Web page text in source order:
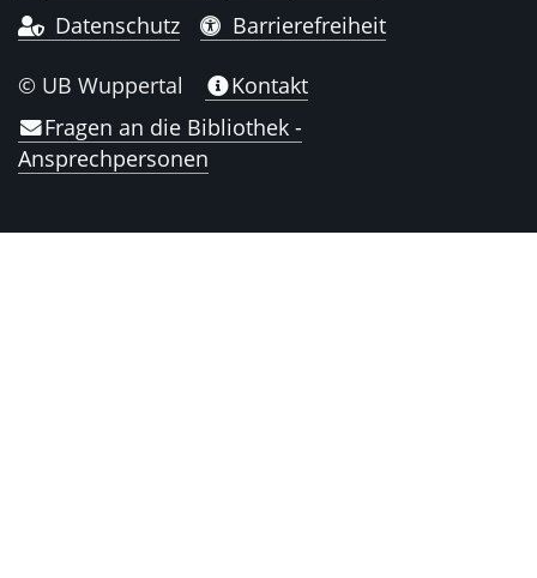
Datenschutz
Barrierefreiheit
© UB Wuppertal
Kontakt
Fragen an die Bibliothek -
Ansprechpersonen